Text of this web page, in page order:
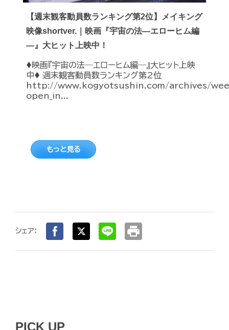
【週末観客動員数ランキング第2位】メイキング
映像shortver.｜映画『宇宙の法―エローヒム編
―』大ヒット上映中！
♦︎映画『宇宙の法―エローヒム編―』大ヒット上映
中♦︎ 週末観客動員数ランキング第2位
http://www.kogyotsushin.com/archives/
open_in...
もっと見る
シェア： print
PICK UP